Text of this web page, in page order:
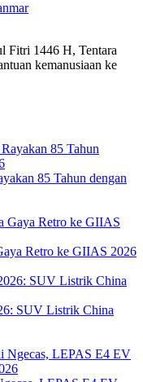
Fitri 1446 H, Tentara
kemanusiaan ke
85 Tahun dengan
Retro ke GIIAS 2026
SUV Listrik China